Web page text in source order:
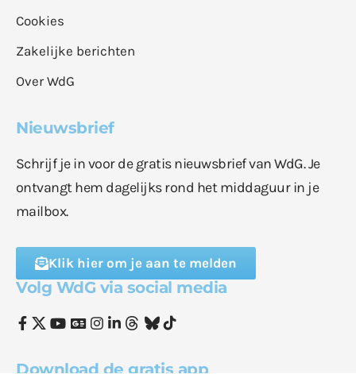
Cookies
Zakelijke berichten
Over WdG
Nieuwsbrief
Schrijf je in voor de gratis nieuwsbrief van WdG. Je
ontvangt hem dagelijks rond het middaguur in je
mailbox.
Klik hier om je aan te melden
Volg WdG via social media
Download de gratis app